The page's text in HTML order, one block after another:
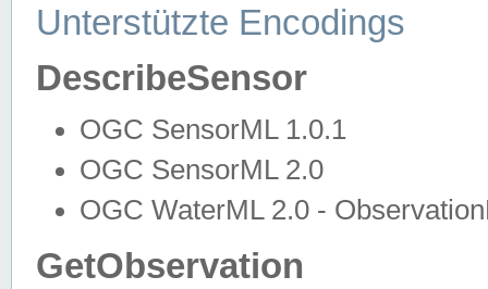
Unterstützte Encodings
DescribeSensor
OGC SensorML 1.0.1
OGC SensorML 2.0
OGC WaterML 2.0 -
GetObservation